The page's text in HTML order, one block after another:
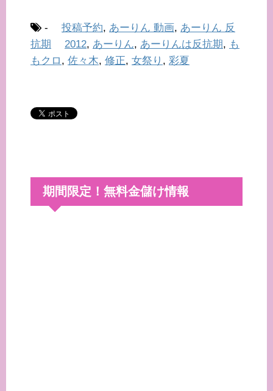
- 投稿予約, あーりん 動画, あーりん 反
抗期
2012, あーりん, あーりんは反抗期, も
もクロ , 佐々木, 修正, 女祭り , 彩夏
期間限定！無料金儲け情報